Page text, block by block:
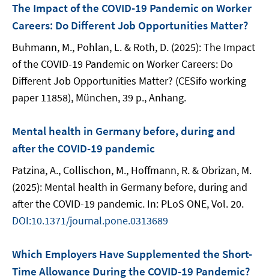
The Impact of the COVID-19 Pandemic on Worker
Careers: Do Different Job Opportunities Matter?
Buhmann, M., Pohlan, L. & Roth, D. (2025): The Impact
of the COVID-19 Pandemic on Worker Careers: Do
Different Job Opportunities Matter? (CESifo working
paper 11858), München, 39 p., Anhang.
Mental health in Germany before, during and
after the COVID-19 pandemic
Patzina, A., Collischon, M., Hoffmann, R. & Obrizan, M.
(2025): Mental health in Germany before, during and
after the COVID-19 pandemic. In: PLoS ONE, Vol. 20.
DOI:10.1371/journal.pone.0313689
Which Employers Have Supplemented the Short-
Time Allowance During the COVID-19 Pandemic?